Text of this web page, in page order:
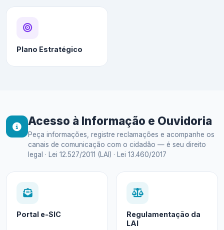
Plano Estratégico
Acesso à Informação e Ouvidoria
Peça informações, registre reclamações e acompanhe os
canais de comunicação com o cidadão — é seu direito
legal · Lei 12.527/2011 (LAI) · Lei 13.460/2017
Portal e-SIC
Regulamentação da
LAI